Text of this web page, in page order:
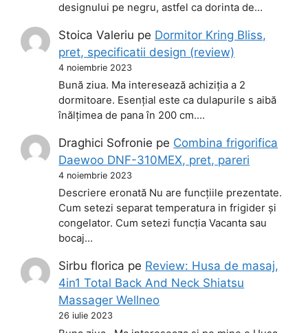
designului pe negru, astfel ca dorinta de…
Stoica Valeriu pe Dormitor Kring Bliss,
pret, specificatii design (review)
4 noiembrie 2023
Bună ziua. Ma interesează achiziția a 2
dormitoare. Esențial este ca dulapurile s aibă
înălțimea de pana în 200 cm.…
Draghici Sofronie pe Combina frigorifica
Daewoo DNF-310MEX, pret, pareri
4 noiembrie 2023
Descriere eronată Nu are funcțiile prezentate.
Cum setezi separat temperatura in frigider și
congelator. Cum setezi funcția Vacanta sau
bocaj…
Sirbu florica pe Review: Husa de masaj,
4in1 Total Back And Neck Shiatsu
Massager Wellneo
26 iulie 2023